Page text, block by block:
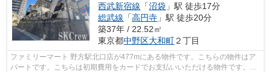
西武新宿線 「沼袋 」駅 徒歩17分
総武線 「高円寺 」駅 徒歩20分
築37年 / 22.52㎡
東京都中野区大和町２丁目
ファミリーマート 野方駅北口店が477mにある物件です。こちらの物件はア
パートです。こちらは初期費用をカードでお支払いいただける物件です。新